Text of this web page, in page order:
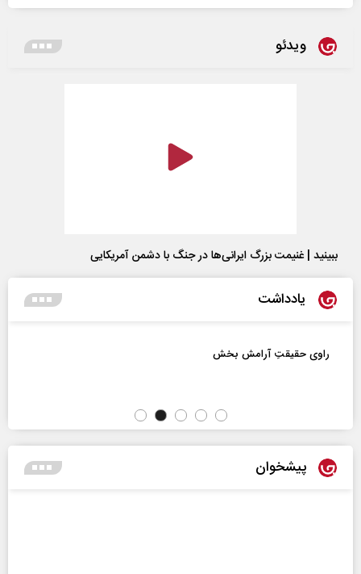
ویدئو
ببینید | غنیمت بزرگ ایرانی‌ها در جنگ با دشمن آمریکایی
یادداشت
پیشخوان